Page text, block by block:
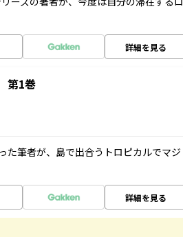
詳細を見る
第1巻
た筆者が、島で出合うトロピカルでマジ
詳細を見る